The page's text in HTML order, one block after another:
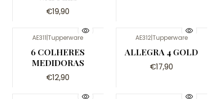
€19,90
AE311|Tupperware
6 COLHERES
MEDIDORAS
€12,90
AE312|Tupperware
ALLEGRA 4 GOLD
€17,90